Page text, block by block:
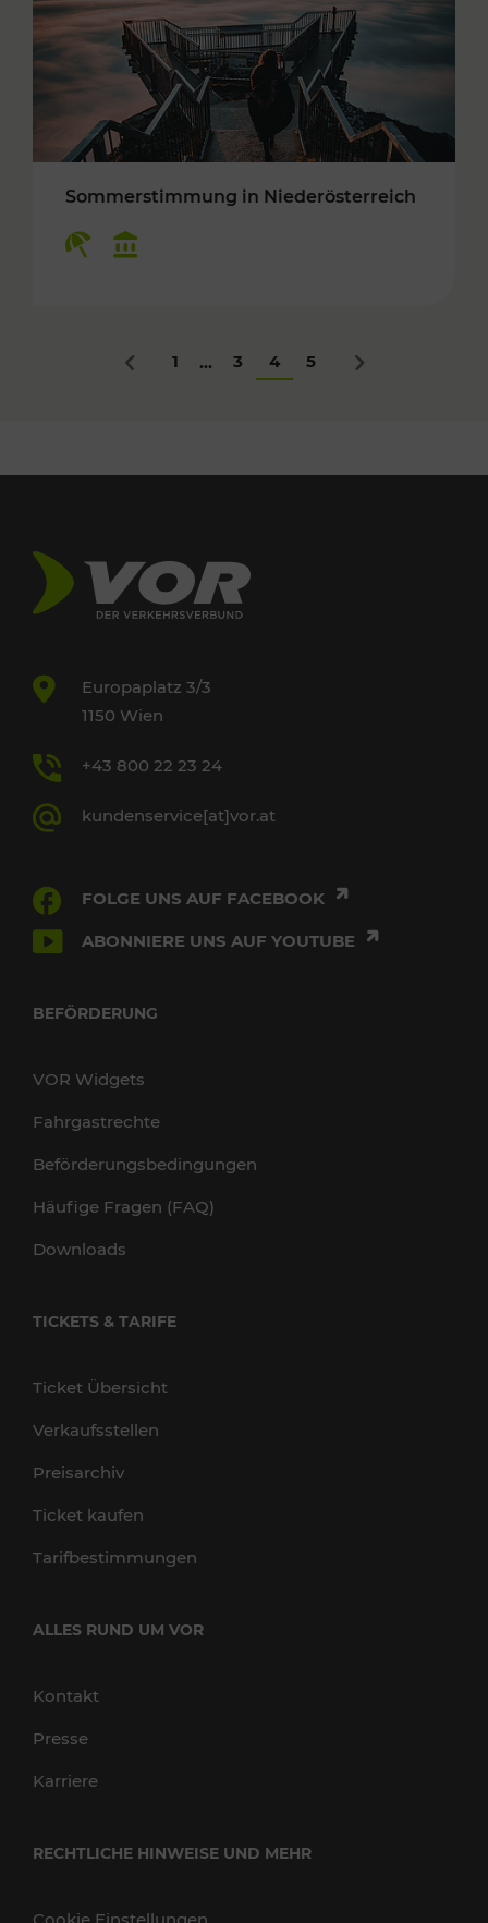
Sommerstimmung in Niederösterreich
Zurück
1 ... 3 4 5 Nächstes
Europaplatz 3/3
1150 Wien
+43 800 22 23 24
kundenservice[at]vor.at
FOLGE UNS AUF FACEBOOK
ABONNIERE UNS AUF YOUTUBE
BEFÖRDERUNG
VOR Widgets
Fahrgastrechte
Beförderungsbedingungen
Häufige Fragen (FAQ)
Downloads
TICKETS & TARIFE
Ticket Übersicht
Verkaufsstellen
Preisarchiv
Ticket kaufen
Tarifbestimmungen
ALLES RUND UM VOR
Kontakt
Presse
Karriere
RECHTLICHE HINWEISE UND MEHR